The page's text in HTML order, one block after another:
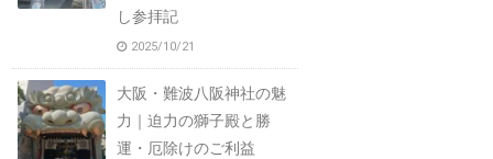
し参拝記
2025/10/21
大阪・難波八阪神社の魅
力｜迫力の獅子殿と勝
運・厄除けのご利益